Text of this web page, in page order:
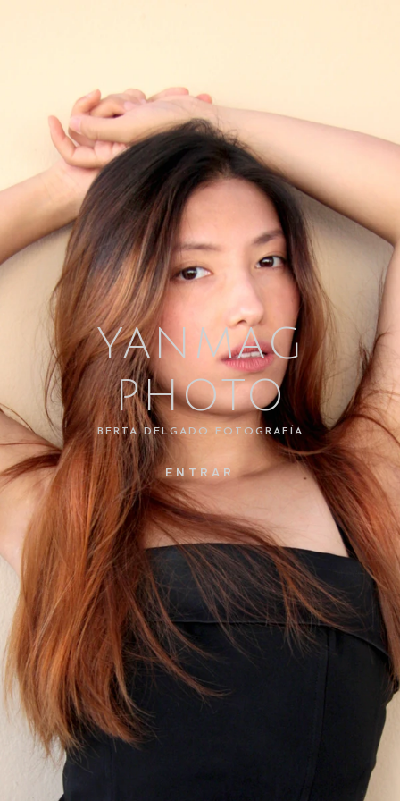
YANMAG
PHOTO
BERTA DELGADO FOTOGRAFÍA
ENTRAR